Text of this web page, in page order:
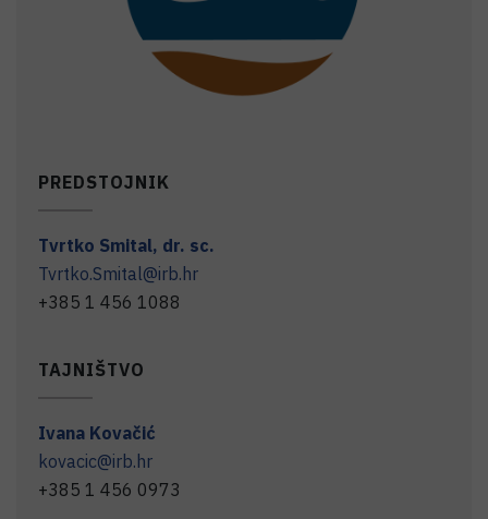
PREDSTOJNIK
Tvrtko Smital, dr. sc.
Tvrtko.Smital@irb.hr
+385 1 456 1088
TAJNIŠTVO
Ivana Kovačić
kovacic@irb.hr
+385 1 456 0973